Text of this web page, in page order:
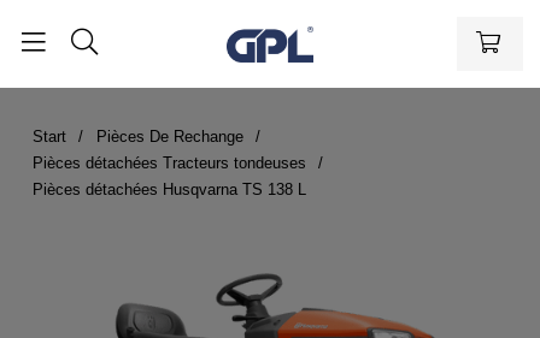
Start
Pièces De Rechange
Pièces détachées Tracteurs tondeuses
Pièces détachées Husqvarna TS 138 L